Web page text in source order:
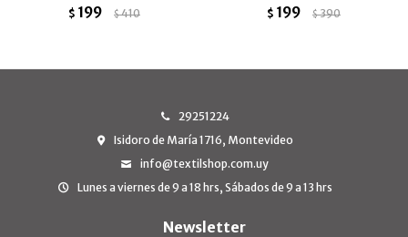
$ 199 $410 $ 199 $390
29251224
Isidoro de María 1716, Montevideo
info@textilshop.com.uy
Lunes a viernes de 9 a 18 hrs, Sábados de 9 a 13 hrs
Newsletter